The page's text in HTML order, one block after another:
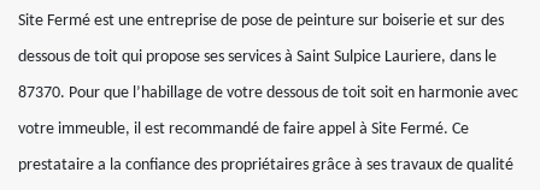
Site Fermé est une entreprise de pose de peinture sur boiserie et sur des
dessous de toit qui propose ses services à Saint Sulpice Lauriere, dans le
87370. Pour que l’habillage de votre dessous de toit soit en harmonie avec
votre immeuble, il est recommandé de faire appel à Site Fermé. Ce
prestataire a la confiance des propriétaires grâce à ses travaux de qualité